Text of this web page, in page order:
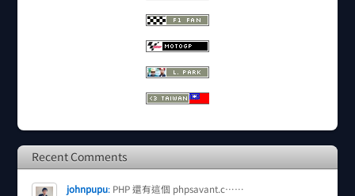
Recent Comments
johnpupu: PHP 還有這個 phpsavant.c……